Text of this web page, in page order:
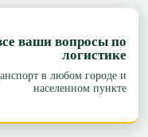
ваши вопросы по
логистике
в любом городе и
населенном пункте